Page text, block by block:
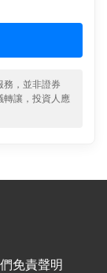
務，並非證券
轉讓，投資人應
免責聲明